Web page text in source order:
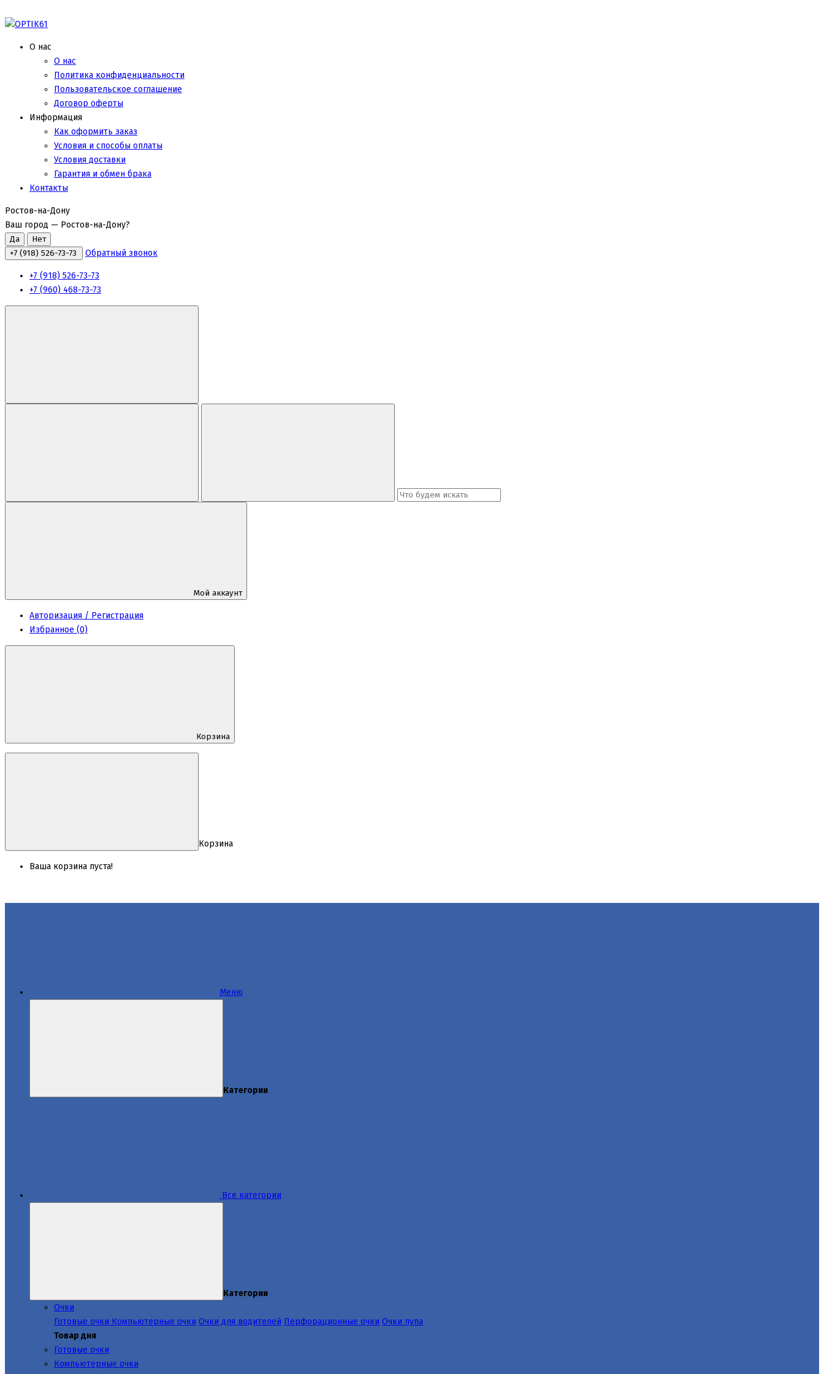
О нас
О нас
Политика конфиденциальности
Пользовательское соглашение
Договор оферты
Информация
Как оформить заказ
Условия и способы оплаты
Условия доставки
Гарантия и обмен брака
Контакты
Ростов-на-Дону
Ваш город — Ростов-на-Дону?
+7 (918) 526-73-73 Обратный звонок
+7 (918) 526-73-73
+7 (960) 468-73-73
Мой аккаунт
Авторизация / Регистрация
Избранное (0)
Корзина
Корзина
Ваша корзина пуста!
Меню
Категории
Все категории
Категории
Очки
Готовые очки Компьютерные очки Очки для водителей Перфорационные очки Очки лупа
Товар дня
Готовые очки
Компьютерные очки